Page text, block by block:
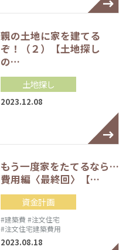
親の土地に家を建てる
ぞ！（２）【土地探し
の…
土地探し
2023.12.08
もう一度家をたてるなら…
費用編〈最終回〉【…
資金計画
#建築費 #注文住宅
#注文住宅建築費用
2023.08.18